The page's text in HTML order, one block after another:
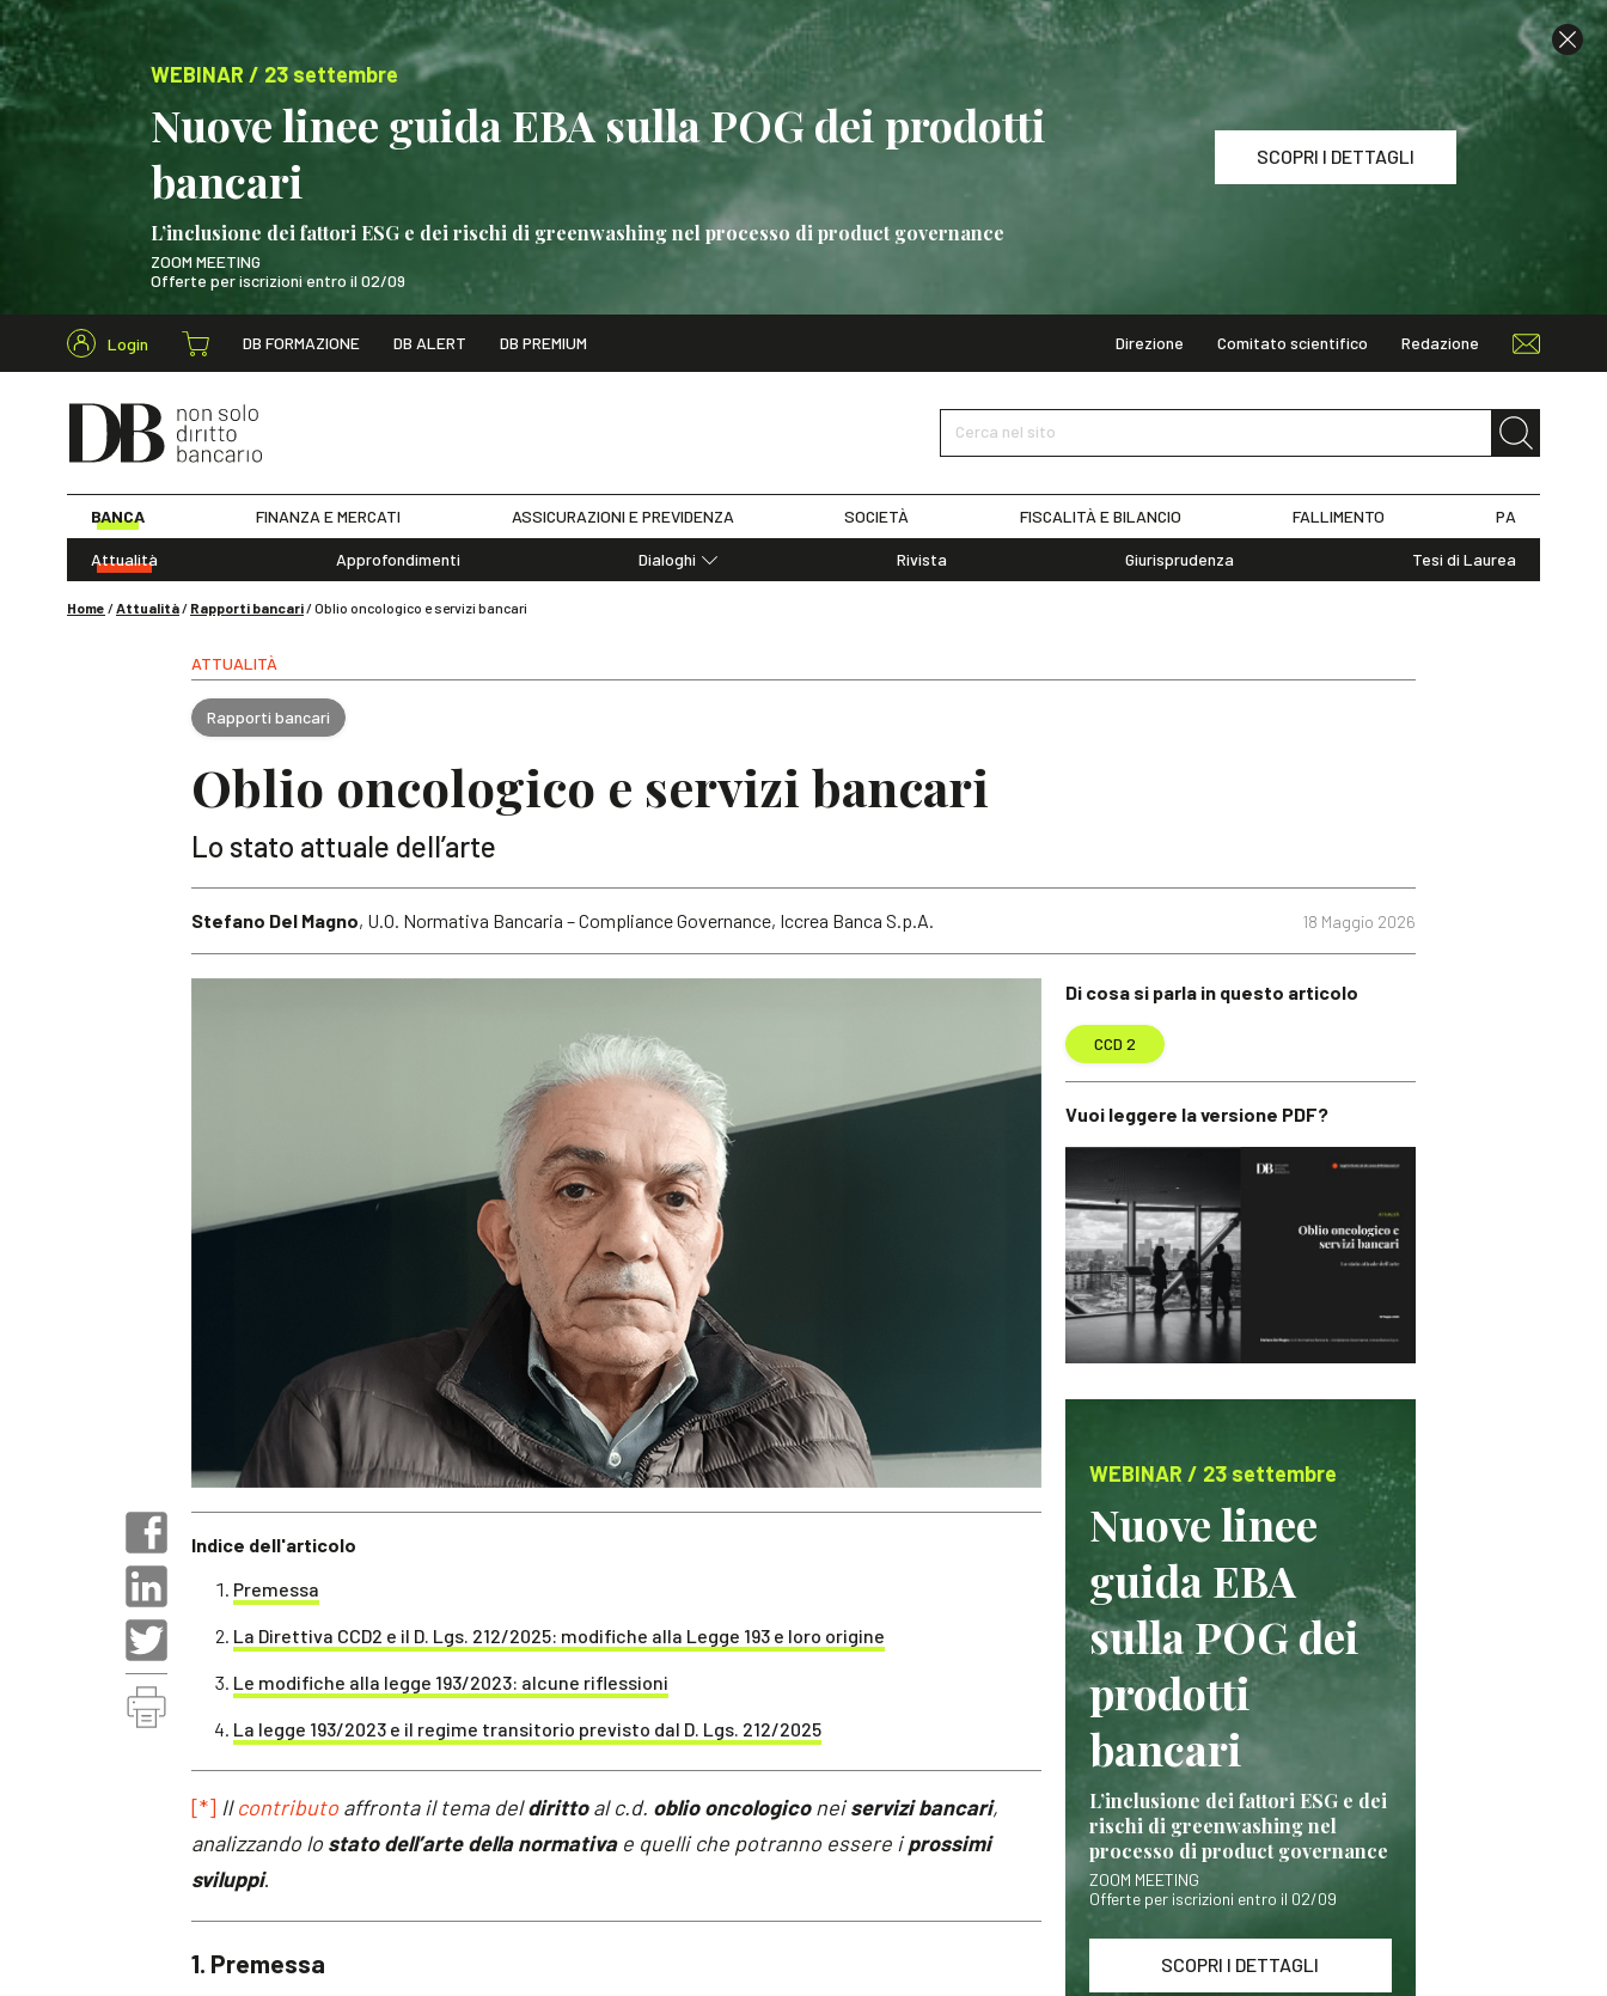
WEBINAR / 23 settembre
Nuove linee guida EBA sulla POG dei prodotti
bancari
L’inclusione dei fattori ESG e dei rischi di greenwashing nel processo di product governance
ZOOM MEETING
Offerte per iscrizioni entro il 02/09
SCOPRI I DETTAGLI
WEBINAR / 23 settembre Nuove linee guida EBA sulla POG dei prodotti bancari SCOPRI I DETTAGLI
Login DB FORMAZIONE DB ALERT DB PREMIUM Direzione Comitato scientifico Redazione
Cerca nel sito
Cerca nel sito
BANCA FINANZA E MERCATI ASSICURAZIONI E PREVIDENZA SOCIETÀ FISCALITÀ E BILANCIO FALLIMENTO PA
Attualità Approfondimenti
Dialoghi
Rivista Giurisprudenza Tesi di Laurea
Home /Attualità/ Rapporti bancari/Oblio oncologico e servizi bancari
ATTUALITÀ
Rapporti bancari
Oblio oncologico e servizi bancari
Lo stato attuale dell’arte
18 Maggio 2026
Stefano Del Magno, U.O. Normativa Bancaria – Compliance Governance, Iccrea Banca S.p.A.
Indice dell'articolo
Premessa
La Direttiva CCD2 e il D. Lgs. 212/2025: modifiche alla Legge 193 e loro origine
Le modifiche alla legge 193/2023: alcune riflessioni
La legge 193/2023 e il regime transitorio previsto dal D. Lgs. 212/2025
[*] Ilcontributo affronta il tema deldirittoal c.d. oblio oncologiconeiservizi bancari,
analizzando lo stato dell’arte della normativae quelli che potranno essere iprossimi
sviluppi.
1. Premessa
Di cosa si parla in questo articolo
CCD 2
Vuoi leggere la versione PDF?
WEBINAR / 23 settembre
Nuove linee
guida EBA
sulla POG dei
prodotti
bancari
L’inclusione dei fattori ESG e dei
rischi di greenwashing nel
processo di product governance
ZOOM MEETING
Offerte per iscrizioni entro il 02/09
SCOPRI I DETTAGLI